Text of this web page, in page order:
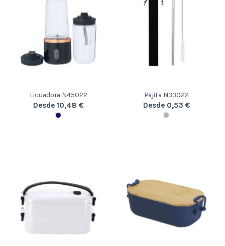
Licuadora N45022
Desde 10,48 €
Pajita N33022
Desde 0,53 €